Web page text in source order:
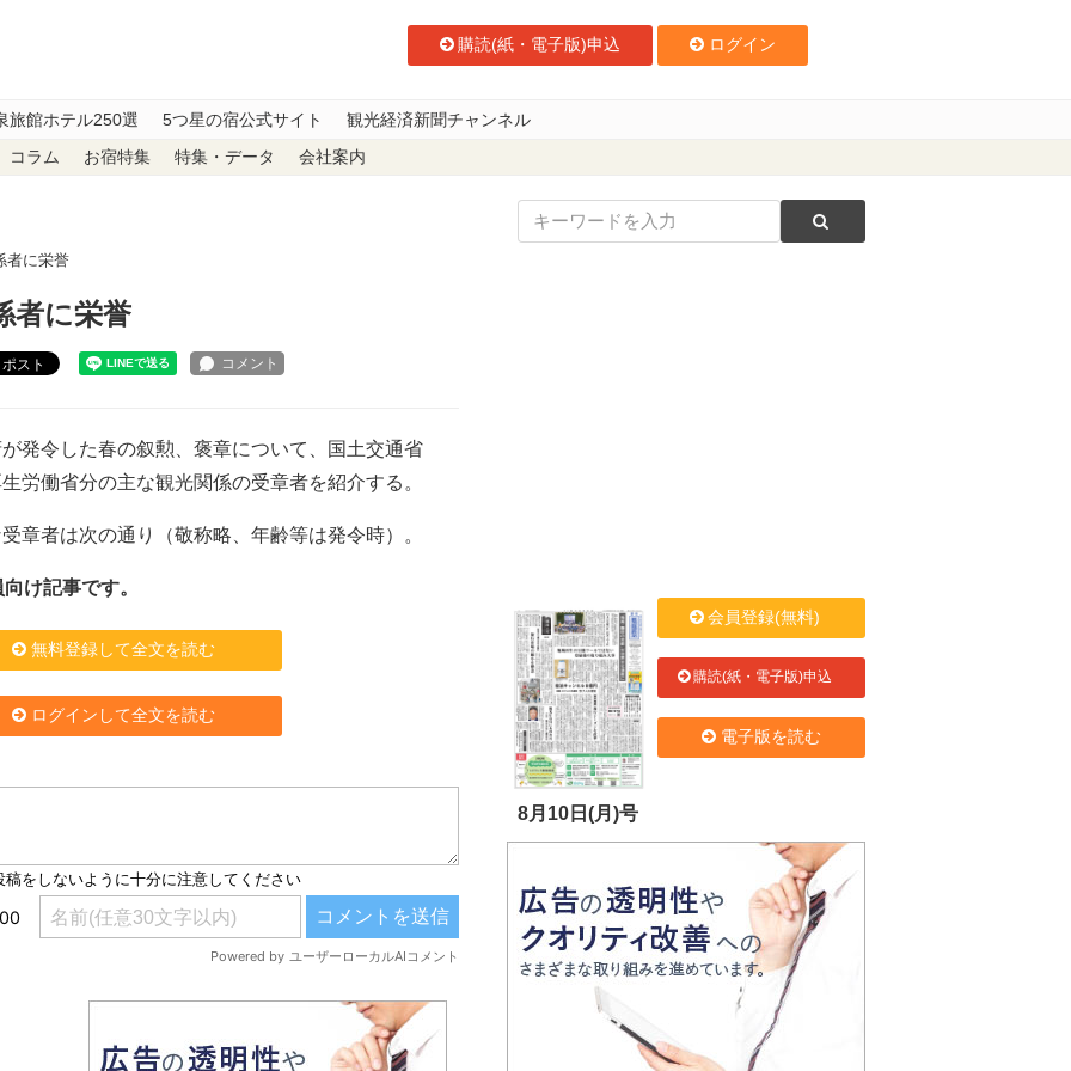
購読(紙・電子版)申込 ログイン
旅館ホテル250選 5つ星の宿公式サイト 観光経済新聞チャンネル
コラム お宿特集 特集・データ 会社案内
に栄誉
者に栄誉
ポスト
発令した春の叙勲、褒章について、国土交通省
労働省分の主な観光関係の受章者を紹介する。
者は次の通り（敬称略、年齢等は発令時）。
け記事です。
無料登録して全文を読む
ログインして全文を読む
8月10日(月)号
会員登録(無料)
購読(紙・電子版)申込
電子版を読む